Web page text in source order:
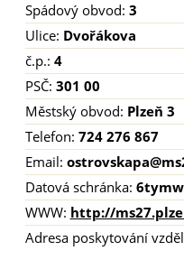
Spádový obvod: 3
Ulice: Dvořákova
č.p.: 4
PSČ: 301 00
Městský obvod: Plzeň 3
Telefon: 724 276 867
Email:
Datová schránka:
WWW: http://
Adresa poskytování